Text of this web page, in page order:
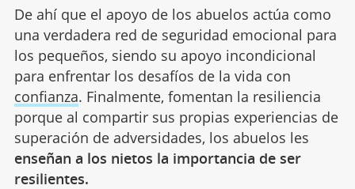
De ahí que el apoyo de los abuelos actúa como
una verdadera red de seguridad emocional para
los pequeños, siendo su apoyo incondicional
para enfrentar los desafíos de la vida con
confianza. Finalmente, fomentan la resiliencia
porque al compartir sus propias experiencias de
superación de adversidades, los abuelos les
enseñan a los nietos la importancia de ser
resilientes.